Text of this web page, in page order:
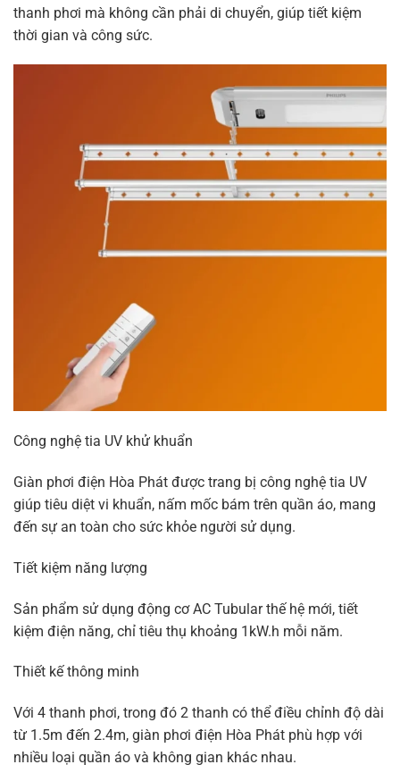
thanh phơi mà không cần phải di chuyển, giúp tiết kiệm
thời gian và công sức.
Công nghệ tia UV khử khuẩn
Giàn phơi điện Hòa Phát được trang bị công nghệ tia UV
giúp tiêu diệt vi khuẩn, nấm mốc bám trên quần áo, mang
đến sự an toàn cho sức khỏe người sử dụng.
Tiết kiệm năng lượng
Sản phẩm sử dụng động cơ AC Tubular thế hệ mới, tiết
kiệm điện năng, chỉ tiêu thụ khoảng 1kW.h mỗi năm.
Thiết kế thông minh
Với 4 thanh phơi, trong đó 2 thanh có thể điều chỉnh độ dài
từ 1.5m đến 2.4m, giàn phơi điện Hòa Phát phù hợp với
nhiều loại quần áo và không gian khác nhau.